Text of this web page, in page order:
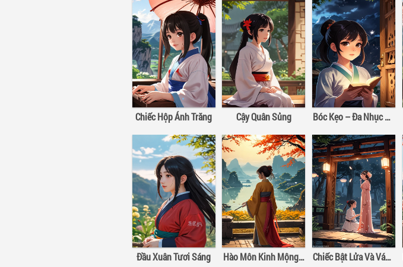
Chiếc Hộp Ánh Trăng Cậy Quân Sủng Bóc Kẹo – Đa Nhục Bồ Đào Hảo Hảo Hát
Đầu Xuân Tươi Sáng Hào Môn Kinh Mộng III: Đừng Để Lỡ Nhau Chiếc Bật Lửa Và Váy Công Chúa